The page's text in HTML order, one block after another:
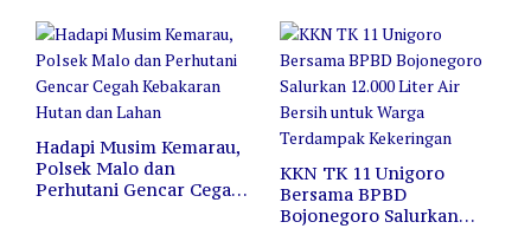
Berkaca
Hadapi Musim Kemarau,
Polsek Malo dan
Perhutani Gencar Cegah
KKN TK 11 Unigoro
Bersama BPBD
Bojonegoro Salurkan